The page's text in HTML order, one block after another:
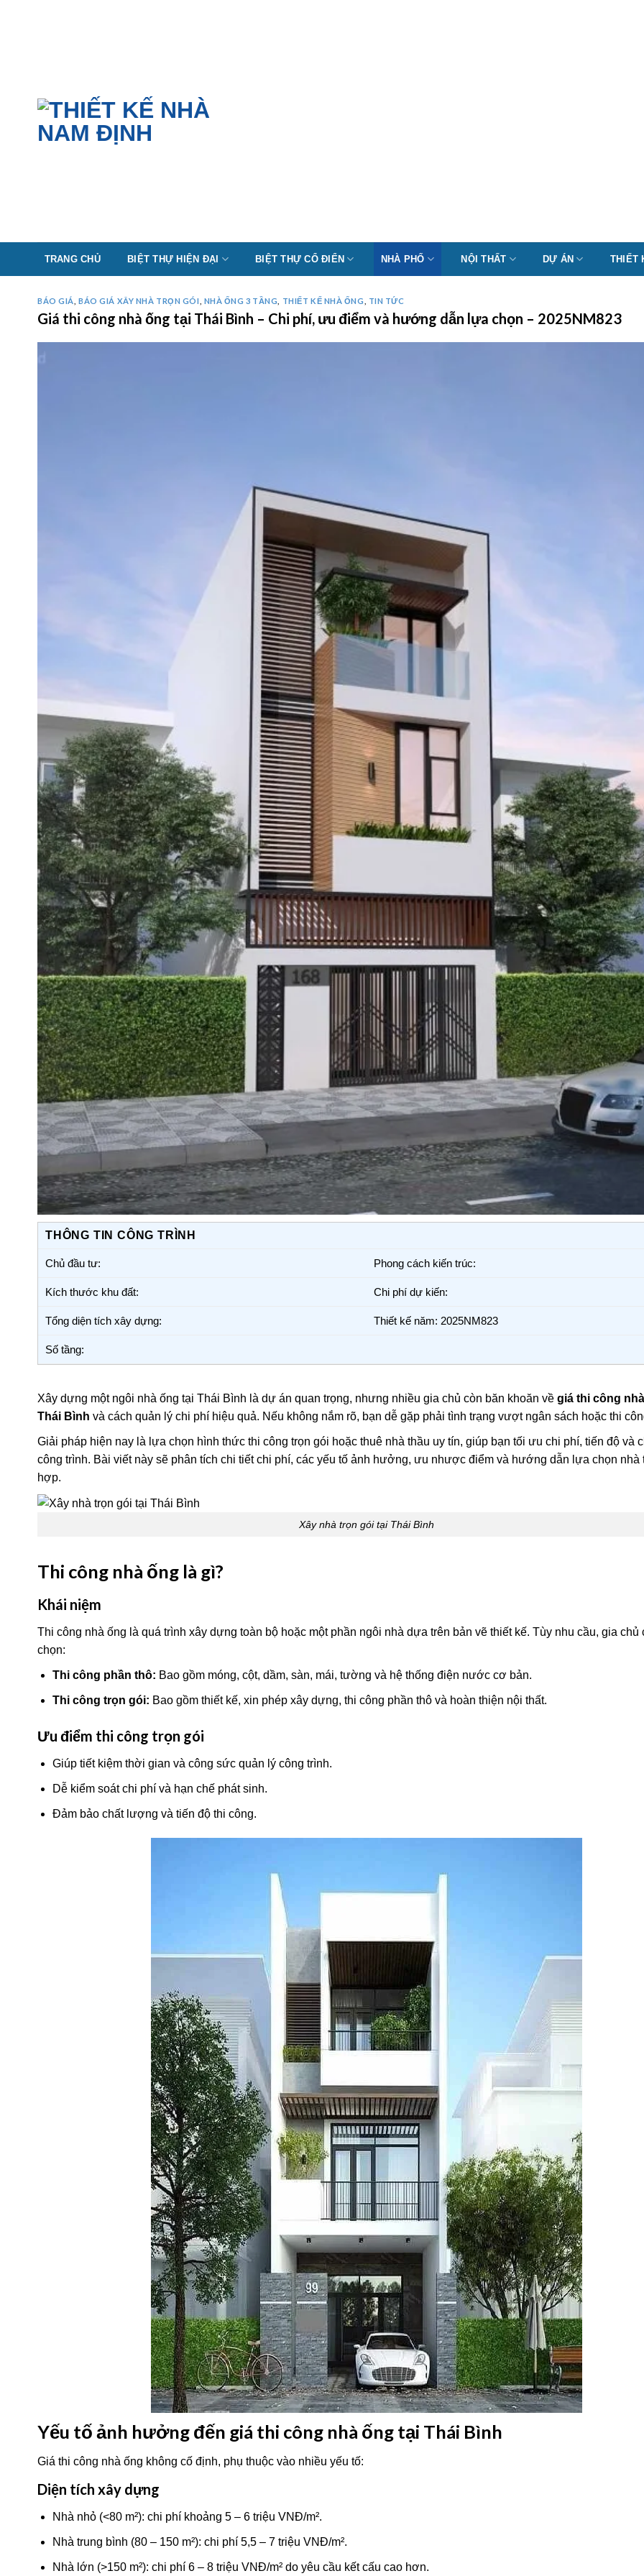
TRANG CHỦ BIỆT THỰ HIỆN ĐẠI BIỆT THỰ CỔ ĐIỂN NHÀ PHỐ NỘI THẤT DỰ ÁN THIẾT
BÁO GIÁ ,BÁO GIÁ XÂY NHÀ TRỌN GÓI NHÀ ỐNG 3 TẦNG THIẾT KẾ NHÀ ỐNG TIN TỨC
Giá thi công nhà ống tại Thái Bình – Chi phí, ưu điểm và hướng dẫn lựa chọn – 2025NM823
THÔNG TIN CÔNG TRÌNH
Chủ đầu tư: Phong cách kiến trúc:
Kích thước khu đất: Chi phí dự kiến:
Tổng diện tích xây dựng: Thiết kế năm: 2025NM823
Số tầng:
Xây dựng một ngôi nhà ống tại Thái Bình là dự án quan trọng, nhưng nhiều gia chủ còn băn khoăn về giá thi công
Thái Bình và cách quản lý chi phí hiệu quả. Nếu không nắm rõ, bạn dễ gặp phải tình trạng vượt ngân sách hoặc thi
Giải pháp hiện nay là lựa chọn hình thức thi công trọn gói hoặc thuê nhà thầu uy tín, giúp bạn tối ưu chi phí, tiến độ và
công trình. Bài viết này sẽ phân tích chi tiết chi phí, các yếu tố ảnh hưởng, ưu nhược điểm và hướng dẫn lựa chọn nhà
hợp.
Xây nhà trọn gói tại Thái Bình
Thi công nhà ống là gì?
Khái niệm
Thi công nhà ống là quá trình xây dựng toàn bộ hoặc một phần ngôi nhà dựa trên bản vẽ thiết kế. Tùy nhu cầu, gia chủ
chọn:
Thi công phần thô: Bao gồm móng, cột, dầm, sàn, mái, tường và hệ thống điện nước cơ bản.
Thi công trọn gói: Bao gồm thiết kế, xin phép xây dựng, thi công phần thô và hoàn thiện nội thất.
Ưu điểm thi công trọn gói
Giúp tiết kiệm thời gian và công sức quản lý công trình.
Dễ kiểm soát chi phí và hạn chế phát sinh.
Đảm bảo chất lượng và tiến độ thi công.
Yếu tố ảnh hưởng đến giá thi công nhà ống tại Thái Bình
Giá thi công nhà ống không cố định, phụ thuộc vào nhiều yếu tố:
Diện tích xây dựng
Nhà nhỏ (<80 m²): chi phí khoảng 5 – 6 triệu VNĐ/m².
Nhà trung bình (80 – 150 m²): chi phí 5,5 – 7 triệu VNĐ/m².
Nhà lớn (>150 m²): chi phí 6 – 8 triệu VNĐ/m² do yêu cầu kết cấu cao hơn.